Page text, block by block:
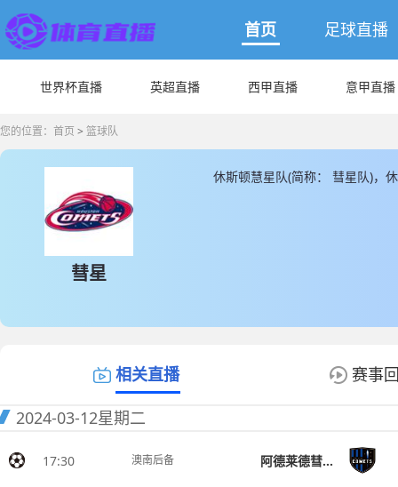
首页 足球直播
世界杯直播 英超直播 西甲直播 意甲直播
您的位置： 首页 > 篮球队
彗星
休斯顿慧星队(简称： 彗星队)，
相关直播 赛事
2024-03-12星期二
17:30 澳南后备 阿德莱德彗星后备队